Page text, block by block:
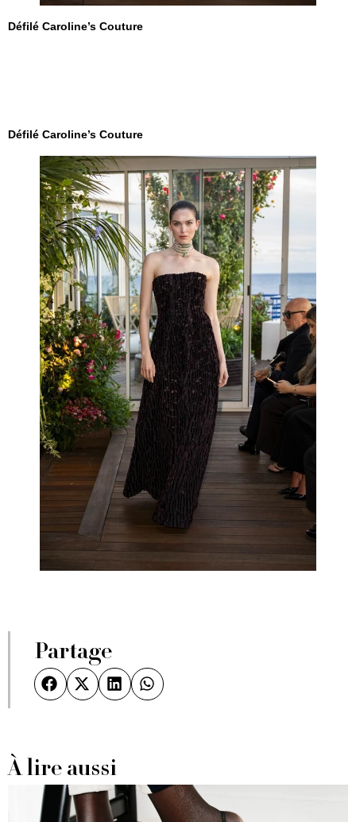
Défilé Caroline’s Couture
Défilé Caroline’s Couture
Partage
À lire aussi